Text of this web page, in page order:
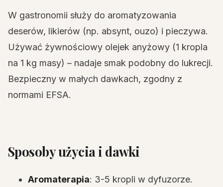
W gastronomii służy do aromatyzowania
deserów, likierów (np. absynt, ouzo) i pieczywa.
Używać żywnościowy olejek anyżowy (1 kropla
na 1 kg masy) – nadaje smak podobny do lukrecji.
Bezpieczny w małych dawkach, zgodny z
normami EFSA.
Sposoby użycia i dawki
Aromaterapia: 3-5 kropli w dyfuzorze.